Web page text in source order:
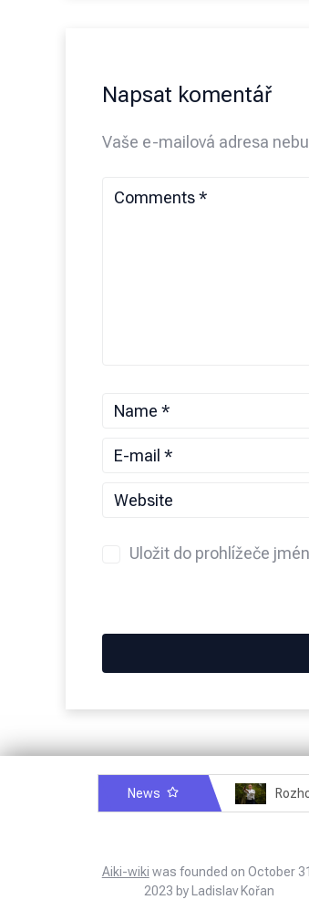
Napsat komentář
Vaše e-mailová adresa
Uložit do prohlížeče
News
Aiki-wiki was founded on October
2023 by Ladislav Kořan